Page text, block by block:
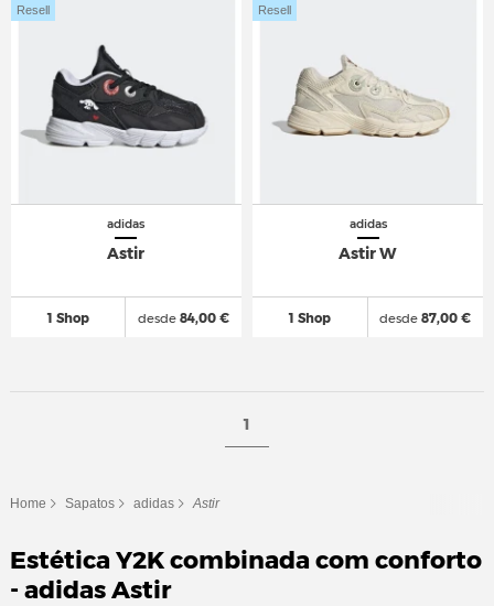
adidas
Astir
1 Shop
Resell
desde84,00 €
adidas
Astir W
1 Shop
Resell
desde 87,00 €
1
Home Sapatos adidas Astir
Estética Y2K combinada com conforto
- adidas Astir